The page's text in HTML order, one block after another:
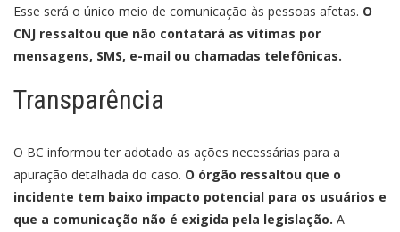
Esse será o único meio de comunicação às pessoas afetas. O
CNJ ressaltou que não contatará as vítimas por
mensagens, SMS, e-mail ou chamadas telefônicas.
Transparência
O BC informou ter adotado as ações necessárias para a
apuração detalhada do caso. O órgão ressaltou que o
incidente tem baixo impacto potencial para os usuários e
que a comunicação não é exigida pela legislação. A